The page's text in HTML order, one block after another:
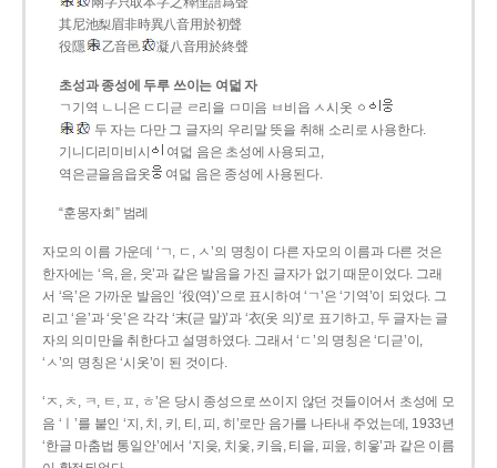
其尼池梨眉非時異八音用於初聲
役隱
乙音邑 凝八音用於終聲
초성과 종성에 두루 쓰이는 여덟 자
ㄱ기역 ㄴ니은 ㄷ디귿 ㄹ리을 ㅁ미음 ㅂ비읍 ㅅ시옷 ㆁ
두 자는 다만 그 글자의 우리말 뜻을 취해 소리로 사용한다.
기니디리미비시
여덟 음은 초성에 사용되고,
역은귿을음읍옷
여덟 음은 종성에 사용된다.
“훈몽자회” 범례
자모의 이름 가운데 ‘ㄱ, ㄷ, ㅅ’의 명칭이 다른 자모의 이름과 다른 것은
한자에는 ‘윽, 읃, 읏’과 같은 발음을 가진 글자가 없기 때문이었다. 그래
서 ‘윽’은 가까운 발음인 ‘役(역)’으로 표시하여 ‘ㄱ’은 ‘기역’이 되었다. 그
리고 ‘읃’과 ‘읏’은 각각 ‘末(귿 말)’과 ‘衣(옷 의)’로 표기하고, 두 글자는 글
자의 의미만을 취한다고 설명하였다. 그래서 ‘ㄷ’의 명칭은 ‘디귿’이,
‘ㅅ’의 명칭은 ‘시옷’이 된 것이다.
‘ㅈ, ㅊ, ㅋ, ㅌ, ㅍ, ㅎ’은 당시 종성으로 쓰이지 않던 것들이어서 초성에 모
음 ‘ㅣ’를 붙인 ‘지, 치, 키, 티, 피, 히’로만 음가를 나타내 주었는데, 1933년
‘한글 마춤법 통일안’에서 ‘지읒, 치읓, 키읔, 티읕, 피읖, 히읗’과 같은 이름